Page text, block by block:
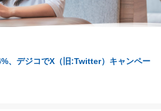
、デジコでX（旧:Twitter）キャンペー